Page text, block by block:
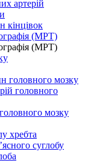
артерій
кінцівок
(МРТ)
(МРТ)
головного мозку
головного
мозку
хребта
суглобу